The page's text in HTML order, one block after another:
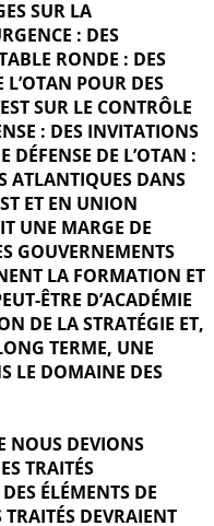
SUR LA
: DES
RONDE : DES
POUR DES
SUR LE CONTRÔLE
: DES INVITATIONS
DÉFENSE DE L’OTAN :
ATLANTIQUES DANS
ET EN UNION
UNE MARGE DE
GOUVERNEMENTS
LA FORMATION ET
ÊTRE D’ACADÉMIE
DE LA STRATÉGIE ET,
TERME, UNE
LE DOMAINE DES
NOUS DEVIONS
TRAITÉS
ÉLÉMENTS DE
DEVRAIENT